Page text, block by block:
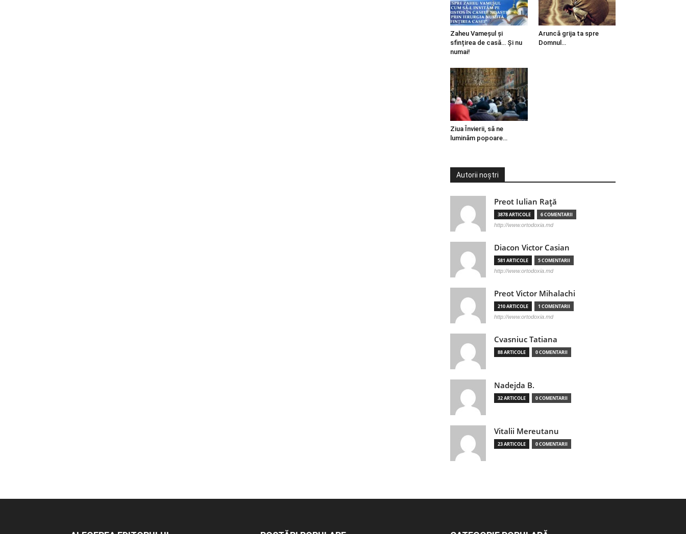
Zaheu Vameșul și
sfințirea de casă… Și nu
numai!
Aruncă grija ta spre
Domnul…
Ziua Învierii, să ne
luminăm popoare…
Autorii noștri
Preot Iulian Raţă
3878 ARTICOLE 6 COMENTARII
http://www.ortodoxia.md
Diacon Victor Casian
581 ARTICOLE 5 COMENTARII
http://www.ortodoxia.md
Preot Victor Mihalachi
210 ARTICOLE 1 COMENTARII
http://www.ortodoxia.md
Cvasniuc Tatiana
88 ARTICOLE 0 COMENTARII
Nadejda B.
32 ARTICOLE 0 COMENTARII
Vitalii Mereutanu
23 ARTICOLE 0 COMENTARII